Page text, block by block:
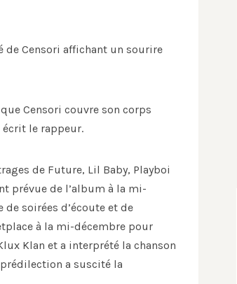
de Censori affichant un sourire
Censori couvre son corps
écrit le rappeur.
de Future, Lil Baby, Playboi
prévue de l’album à la mi-
soirées d’écoute et de
à la mi-décembre pour
Klan et a interprété la chanson
a suscité la